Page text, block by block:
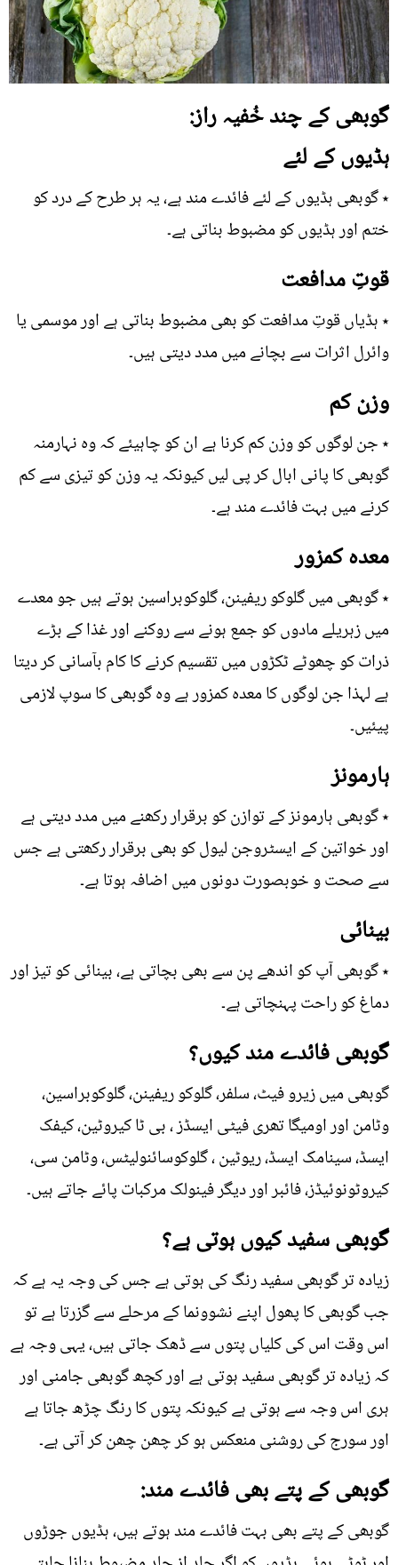
گوبھی کے چند خُفیہ راز:
ہڈیوں کے لئے
٭ گوبھی ہڈیوں کے لئے فائدے مند ہے، یہ ہر طرح کے درد کو
ختم اور ہڈیوں کو مضبوط بناتی ہے۔
قوتِ مدافعت
٭ ہڈیاں قوتِ مدافعت کو بھی مضبوط بناتی ہے اور موسمی یا
وائرل اثرات سے بچانے میں مدد دیتی ہیں۔
وزن کم
٭ جن لوگوں کو وزن کم کرنا ہے ان کو چاہیئے کہ وہ نہارمنہ
گوبھی کا پانی ابال کر پی لیں کیونکہ یہ وزن کو تیزی سے کم
کرنے میں بہت فائدے مند ہے۔
معدہ کمزور
٭ گوبھی میں گلوکو ریفینن، گلوکوبراسین ہوتے ہیں جو معدے
میں زہریلے مادوں کو جمع ہونے سے روکنے اور غذا کے بڑے
ذرات کو چھوٹے ٹکڑوں میں تقسیم کرنے کا کام بآسانی کر دیتا
ہے لہذا جن لوگوں کا معدہ کمزور ہے وہ گوبھی کا سوپ لازمی
پیئیں۔
ہارمونز
٭ گوبھی ہارمونز کے توازن کو برقرار رکھنے میں مدد دیتی ہے
اور خواتین کے ایسٹروجن لیول کو بھی برقرار رکھتی ہے جس
سے صحت و خوبصورت دونوں میں اضافہ ہوتا ہے۔
بینائی
٭ گوبھی آپ کو اندھے پن سے بھی بچاتی ہے، بینائی کو تیز اور
دماغ کو راحت پہنچاتی ہے۔
گوبھی فائدے مند کیوں؟
گوبھی میں زیرو فیٹ، سلفر، گلوکو ریفینن، گلوکوبراسین،
وٹامن اور اومیگا تھری فیٹی ایسڈز ، بی ٹا کیروٹین، کیفک
ایسڈ، سینامک ایسڈ، ریوٹین ، گلوکوسائنولیٹس، وٹامن سی،
کیروٹونوئیڈز، فائبر اور دیگر فینولک مرکبات پائے جاتے ہیں۔
گوبھی سفید کیوں ہوتی ہے؟
زیادہ تر گوبھی سفید رنگ کی ہوتی ہے جس کی وجہ یہ ہے کہ
جب گوبھی کا پھول اپنے نشوونما کے مرحلے سے گزرتا ہے تو
اس وقت اس کی کلیاں پتوں سے ڈھک جاتی ہیں، یہی وجہ ہے
کہ زیادہ تر گوبھی سفید ہوتی ہے اور کچھ گوبھی جامنی اور
ہری اس وجہ سے ہوتی ہے کیونکہ پتوں کا رنگ چڑھ جاتا ہے
اور سورج کی روشنی منعکس ہو کر چھن چھن کر آتی ہے۔
گوبھی کے پتے بھی فائدے مند:
گوبھی کے پتے بھی بہت فائدے مند ہوتے ہیں، ہڈیوں جوڑوں